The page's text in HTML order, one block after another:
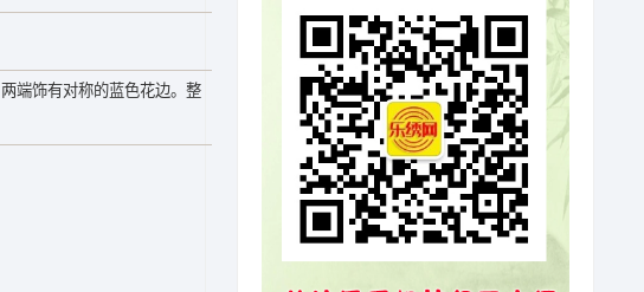
端饰有对称的蓝色花边。整